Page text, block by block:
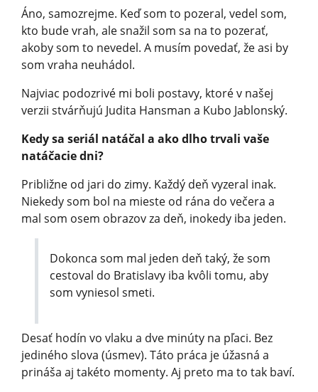
Áno, samozrejme. Keď som to pozeral, vedel som,
kto bude vrah, ale snažil som sa na to pozerať,
akoby som to nevedel. A musím povedať, že asi by
som vraha neuhádol.
Najviac podozrivé mi boli postavy, ktoré v našej
verzii stvárňujú Judita Hansman a Kubo Jablonský.
Kedy sa seriál natáčal a ako dlho trvali vaše
natáčacie dni?
Približne od jari do zimy. Každý deň vyzeral inak.
Niekedy som bol na mieste od rána do večera a
mal som osem obrazov za deň, inokedy iba jeden.
Dokonca som mal jeden deň taký, že som
cestoval do Bratislavy iba kvôli tomu, aby
som vyniesol smeti.
Desať hodín vo vlaku a dve minúty na pľaci. Bez
jediného slova (úsmev). Táto práca je úžasná a
prináša aj takéto momenty. Aj preto ma to tak baví.